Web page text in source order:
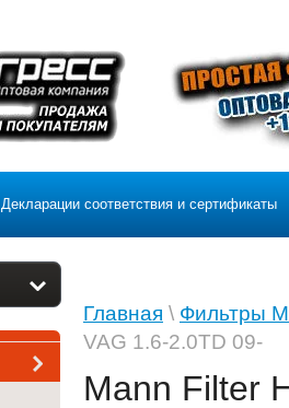
Декларации соответствия и сертификаты
Главная \ Фильтры
VAG 1.6-2.0TD 09-
Mann Filter